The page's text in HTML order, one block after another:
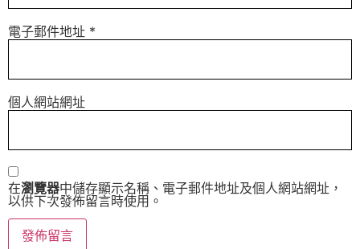
電子郵件地址 *
個人網站網址
在瀏覽器中儲存顯示名稱、電子郵件地址及個人網站網址，
以供下次發佈留言時使用。